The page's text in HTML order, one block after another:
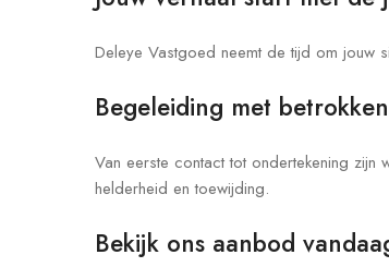
Deleye Vastgoed neemt de tijd om jouw
Begeleiding met
Van eerste contact tot ondertekening
helderheid en toewijding.
Bekijk ons aanbod